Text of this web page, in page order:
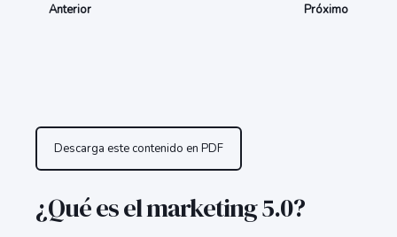
Anterior Próximo
Descarga este contenido en PDF
¿Qué es el marketing 5.0?